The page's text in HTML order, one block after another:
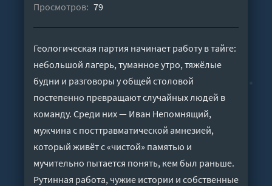
Просмотров: 79
Геологическая партия начинает работу в тайге:
небольшой лагерь, туманное утро, тяжёлые
будни и разговоры у общей столовой
постепенно превращают случайных людей в
команду. Среди них — Иван Непомнящий,
мужчина с посттравматической амнезией,
который живёт с «чистой» памятью и
мучительно пытается понять, кем был раньше.
Рутинная работа, чужие истории и собственные